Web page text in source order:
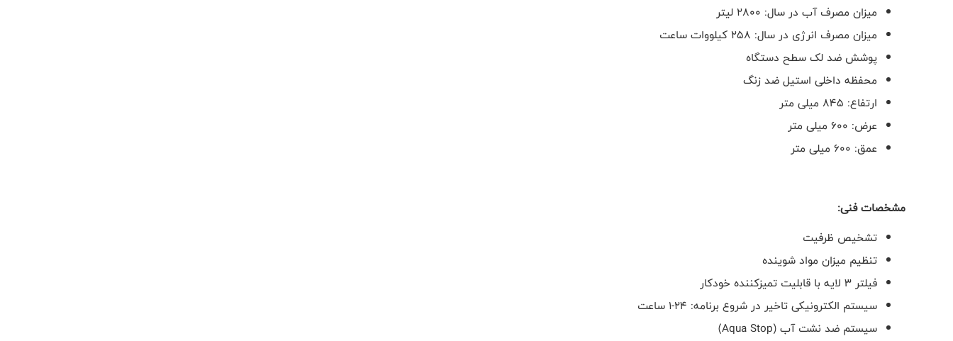
میزان مصرف آب در سال: 2800 لیتر
میزان مصرف انرژی در سال: 258 کیلووات ساعت
پوشش ضد لک سطح دستگاه
محفظه داخلی استیل ضد زنگ
ارتفاع: 845 میلی متر
عرض: 600 میلی متر
عمق: 600 میلی متر
مشخصات فنی:
تشخیص ظرفیت
تنظیم میزان مواد شوینده
فیلتر 3 لایه با قابلیت تمیزکننده خودکار
سیستم الکترونیکی تاخیر در شروع برنامه: 24-1 ساعت
سیستم ضد نشت آب (Aqua Stop
)